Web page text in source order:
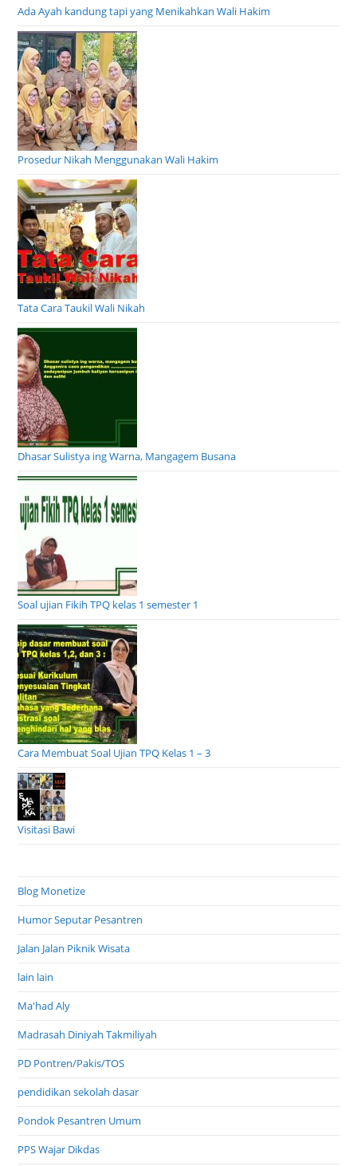
Ada Ayah kandung tapi yang Menikahkan Wali Hakim
Prosedur Nikah Menggunakan Wali Hakim
Tata Cara Taukil Wali Nikah
Dhasar Sulistya ing Warna, Mangagem Busana
Soal ujian Fikih TPQ kelas 1 semester 1
Cara Membuat Soal Ujian TPQ Kelas 1 – 3
Visitasi Bawi
Blog Monetize
Humor Seputar Pesantren
Jalan Jalan Piknik Wisata
lain lain
Ma'had Aly
Madrasah Diniyah Takmiliyah
PD Pontren/Pakis/TOS
pendidikan sekolah dasar
Pondok Pesantren Umum
PPS Wajar Dikdas